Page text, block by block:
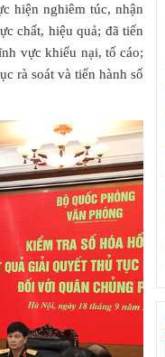
hiện nghiêm túc, nhận
chất, hiệu quả; đã tiến
vực khiếu nại, tố cáo;
rà soát và tiến hành số